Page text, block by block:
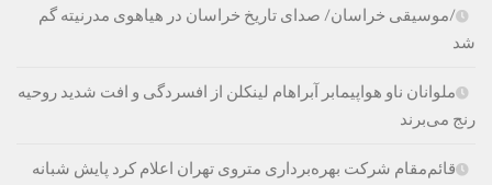
/موسیقی خراسان/ صدای تاریخ خراسان در هیاهوی مدرنیته گم
شد
ملوانان ناو هواپیمابر آبراهام لینکلن از افسردگی و افت شدید روحیه
رنج می‌برند
قائم‌مقام شرکت بهره‌برداری متروی تهران اعلام کرد پایش شبانه